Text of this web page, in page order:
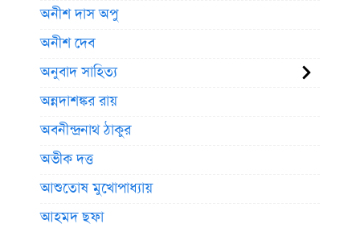
অনীশ দাস অপু
অনীশ দেব
অনুবাদ সাহিত্য
অন্নদাশঙ্কর রায়
অবনীন্দ্রনাথ ঠাকুর
অভীক দত্ত
আশুতোষ মুখোপাধ্যায়
আহমদ ছফা